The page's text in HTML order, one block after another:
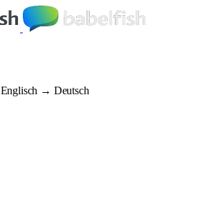
Englisch → Deutsch